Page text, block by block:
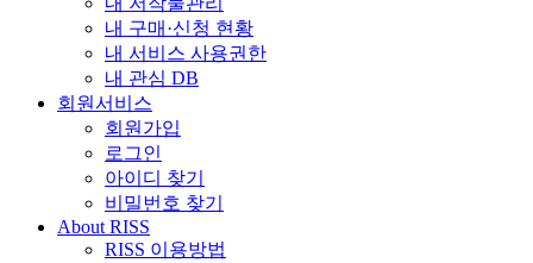
내 구매·신청 현황
내 서비스 사용권한
내 관심 DB
회원서비스
회원가입
로그인
아이디 찾기
비밀번호 찾기
About RISS
RISS 이용방법